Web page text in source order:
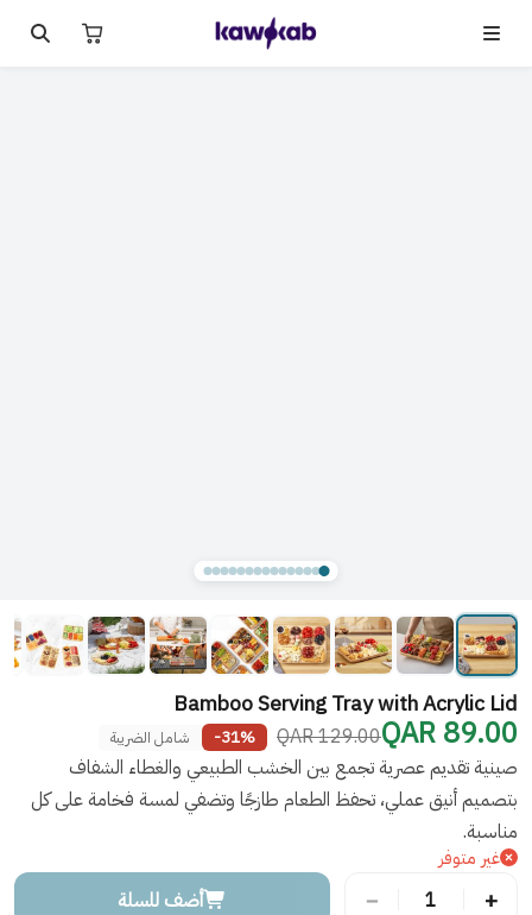
Bamboo Serving Tray with Acrylic Lid
89.00 QAR
129.00 QAR
-31% شامل الضريبة
صينية تقديم عصرية تجمع بين الخشب الطبيعي والغطاء الشفاف
بتصميم أنيق عملي، تحفظ الطعام طازجًا وتضفي لمسة فخامة على كل
مناسبة.
غير متوفر
+
1
− أضف للسلة